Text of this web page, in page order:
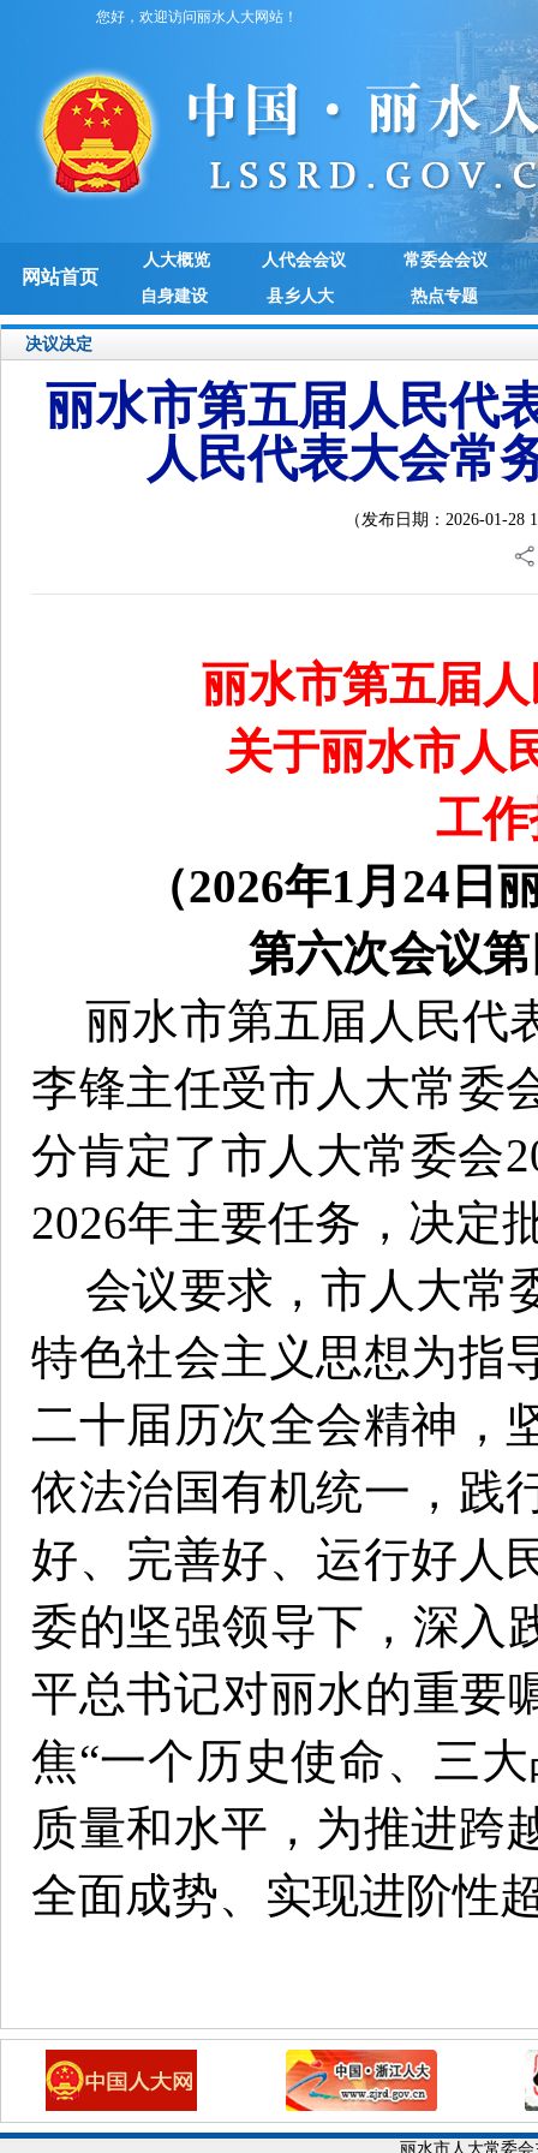
您好，欢迎访问丽水人大网站！
网站首页
人大概览 人代会会议
常委会会议
自身建设
县乡人大 热点专题
决议决定
丽水市第五届人民代
人民代表大会常
（发布日期：2026-01-
丽水市第五届
关于丽水市人
工
（2026年1月24
第六次会议
丽水市第五届人民代
李锋主任受市人大常委
分肯定了市人大常委会
2026年主要任务，决定
会议要求，市人大常
特色社会主义思想为指
二十届历次全会精神，
依法治国有机统一，践
好、完善好、运行好人
委的坚强领导下，深入
平总书记对丽水的重要
焦“一个历史使命、三
质量和水平，为推进跨
全面成势、实现进阶性
丽水市人大常委会